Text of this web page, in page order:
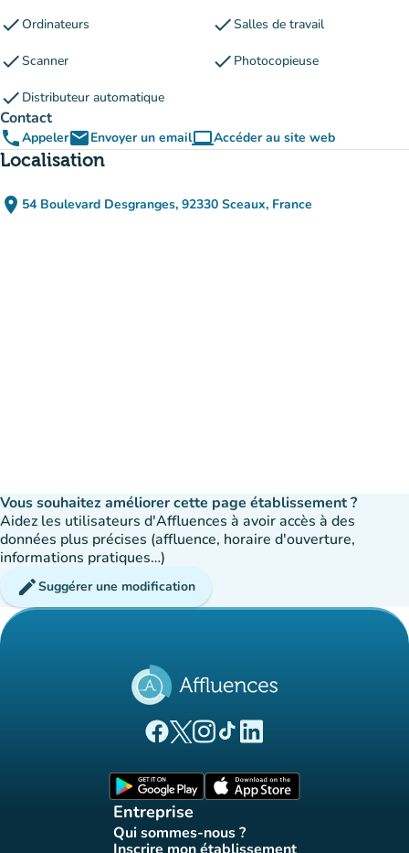
checkOrdinateurs checkSalles de travail
checkScanner check Photocopieuse
check Distributeur automatique
Contact
phoneAppeleremailEnvoyer un emailcomputerAccéder au site web
(nouvel onglet)
Localisation
place 54 Boulevard Desgranges, 92330 Sceaux, France
(ouvrir dans Google Maps)
(nouvel onglet)
Vous souhaitez améliorer cette page établissement ?
Aidez les utilisateurs d'Affluences à avoir accès à des
données plus précises (affluence, horaire d'ouverture,
informations pratiques…)
editSuggérer une modification
(nouvel onglet)
(nouvel onglet)
(nouvel onglet)
(nouvel onglet)
(nouvel onglet)
Entreprise
Qui sommes-nous ?
(nouvel onglet)